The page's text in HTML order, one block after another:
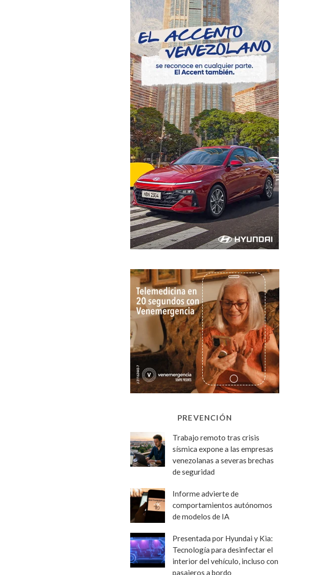
PREVENCIÓN
Trabajo remoto tras crisis
sísmica expone a las empresas
venezolanas a severas brechas
de seguridad
Informe advierte de
comportamientos autónomos
de modelos de IA
Presentada por Hyundai y Kia:
Tecnología para desinfectar el
interior del vehículo, incluso con
pasajeros a bordo